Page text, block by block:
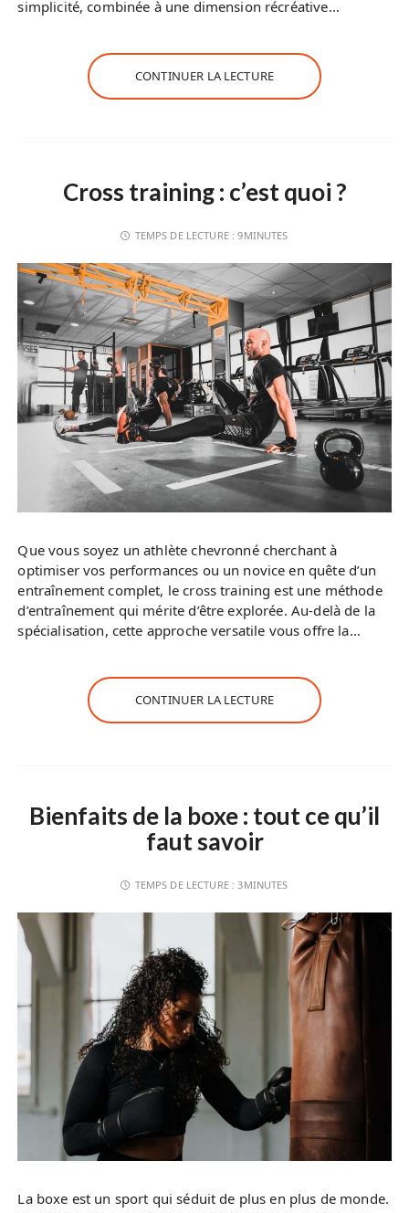
simplicité, combinée à une dimension récréative…
CONTINUER LA LECTURE
Cross training : c’est quoi ?
TEMPS DE LECTURE :9MINUTES
Que vous soyez un athlète chevronné cherchant à
optimiser vos performances ou un novice en quête d’un
entraînement complet, le cross training est une méthode
d’entraînement qui mérite d’être explorée. Au-delà de la
spécialisation, cette approche versatile vous offre la…
CONTINUER LA LECTURE
Bienfaits de la boxe : tout ce qu’il
faut savoir
TEMPS DE LECTURE : 3MINUTES
La boxe est un sport qui séduit de plus en plus de monde.